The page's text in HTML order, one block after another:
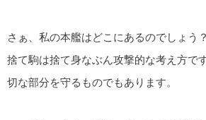
さぁ、私の本艦はどこにあるのでしょう
捨て駒は捨て身なぶん攻撃的な考え方で
切な部分を守るものでもあります。